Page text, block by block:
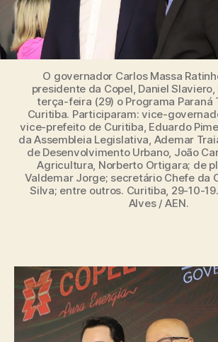
O governador Carlos Massa
presidente da Copel, Daniel
terça-feira (29) o Programa Paraná
Curitiba. Participaram: vice-
vice-prefeito de Curitiba, Eduardo
da Assembleia Legislativa, Ademar
de Desenvolvimento Urbano, João
Agricultura, Norberto Ortigara; de
Valdemar Jorge; secretário Chefe da
Silva; entre outros. Curitiba, 29-10-
Alves / AEN.